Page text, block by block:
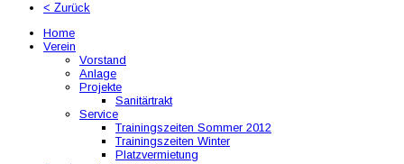
< Zurück
Home
Verein
Vorstand
Anlage
Projekte
Sanitärtrakt
Service
Trainingszeiten Sommer 2012
Trainingszeiten Winter
Platzvermietung